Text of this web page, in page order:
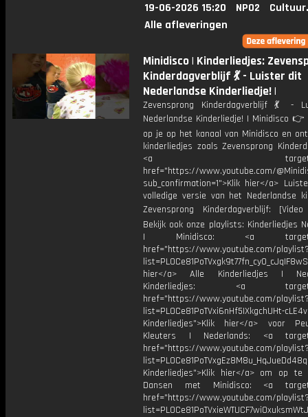
19-06-2026 15:20 NPO2
Alle afleveringen
Minidisco | Kinderliedjes:
Kinderdagverblijf 💃 - Luister dit
Nederlandse Kinderliedje! |
Zevensprong Kinderdagverblijf 💃 -
Nederlandse Kinderliedje! | Minidisco 👉
op je op het kanaal van Minidisco en
kinderliedjes zoals Zevensprong
<a
href="https://www.youtube.com/
sub_confirmation=1">Klik hier</a>
volledige versie van het Nederlandse
Zevensprong Kinderdagverblijf:
Bekijk ook onze playlists: Kinderliedjes
| Minidisco: <a
href="https://www.youtube.com/
hier</a> Alle Kinderliedjes |
Kinderliedjes: <a
href="https://www.youtube.com/
list=PL0Ce81PoTVxi6nHf5IXkgchUHt-
Kinderliedjes">Klik hier</a> voor
Kleuters | Nederlands: <a
href="https://www.youtube.com/
Kinderliedjes">Klik hier</a> om op te
Dansen met Minidisco: <a
href="https://www.youtube.com/